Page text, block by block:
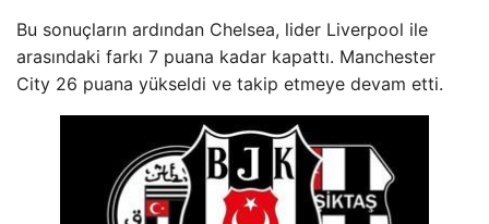
Bu sonuçların ardından Chelsea, lider Liverpool ile
arasındaki farkı 7 puana kadar kapattı. Manchester
City 26 puana yükseldi ve takip etmeye devam etti.